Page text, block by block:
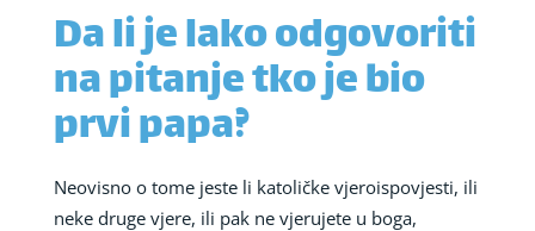
Da li je lako odgovoriti
na pitanje tko je bio
prvi papa?
Neovisno o tome jeste li katoličke vjeroispovjesti, ili
neke druge vjere, ili pak ne vjerujete u boga,